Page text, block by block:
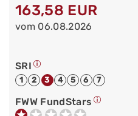
163,58 EUR
vom 06.08.2026
SRI
1 2 3 4 5 6 7
FWW FundStars